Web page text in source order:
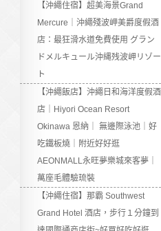
【沖繩住宿】超美海景Grand
Mercure｜沖繩殘波岬美爵度假酒
店：最狂滑水道免費使用 グラン
ドメルキュール沖縄残波岬リゾー
ト
【沖繩飯店】沖繩日和海洋度假酒
店｜Hiyori Ocean Resort
Okinawa 恩納｜ 無邊際泳池｜好
吃鐵板燒｜附近好好逛
AEONMALL永旺夢樂城來客夢｜
萬座毛體驗琉裝
【沖繩住宿】那霸 Southwest
Grand Hotel 酒店，步行１分鐘到